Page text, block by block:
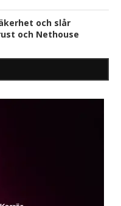
och slår
och Nethouse